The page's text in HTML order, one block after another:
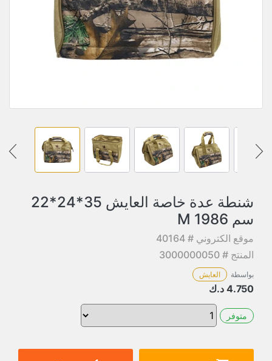
شنطة عدة خاصة العايش 35*24*22
سم 1986 M
موقع الكتروني # 40164
المنتج # 3000000050
بواسطة العايش
4.750 د.ك
متوفر